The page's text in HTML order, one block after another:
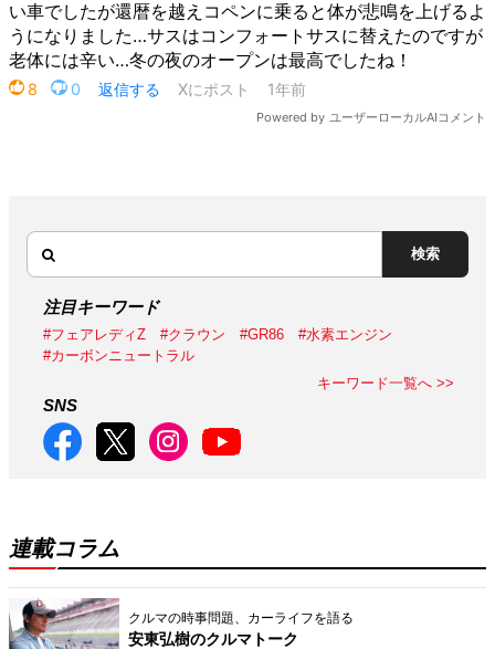
検索
注目キーワード
#フェアレディZ #クラウン #GR86
#水素エンジン
#カーボンニュートラル
キーワード一覧へ >>
SNS
連載コラム
クルマの時事問題、カーライフを語る
安東弘樹のクルマトーク